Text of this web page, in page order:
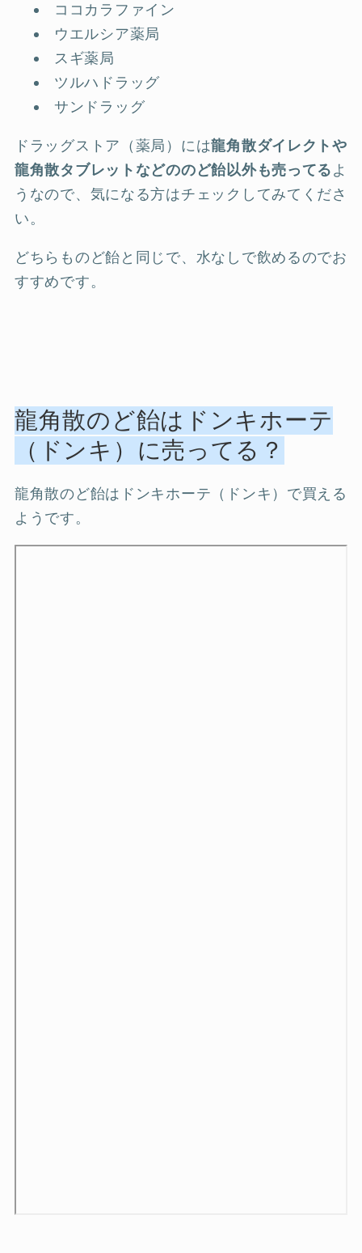
ココカラファイン
ウエルシア薬局
スギ薬局
ツルハドラッグ
サンドラッグ
ドラッグストア（薬局）には龍角散ダイレクトや
龍角散タブレットなどののど飴以外も売ってるよ
うなので、気になる方はチェックしてみてくださ
い。
どちらものど飴と同じで、水なしで飲めるのでお
すすめです。
龍角散のど飴はドンキホーテ
（ドンキ）に売ってる？
龍角散のど飴はドンキホーテ（ドンキ）で買える
ようです。